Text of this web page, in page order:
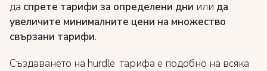
да спрете тарифи за определени дни или да
увеличите минималните цени на множество
свързани тарифи.
Създаването на hurdle тарифа е подобно на всяка